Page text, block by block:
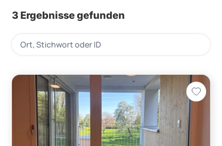
3 Ergebnisse gefunden